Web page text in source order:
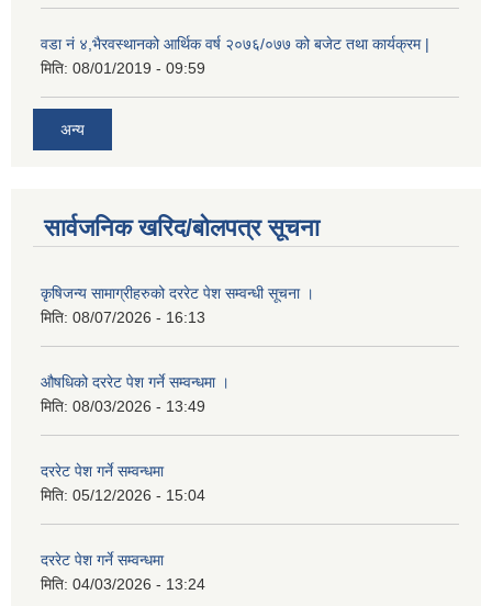
वडा नं ४,भैरवस्थानको आर्थिक वर्ष २०७६/०७७ को बजेट तथा कार्यक्रम |
मिति: 08/01/2019 - 09:59
अन्य
सार्वजनिक खरिद/बोलपत्र सूचना
कृषिजन्य सामाग्रीहरुको दररेट पेश सम्वन्धी सूचना ।
मिति: 08/07/2026 - 16:13
औषधिको दररेट पेश गर्ने सम्वन्धमा ।
मिति: 08/03/2026 - 13:49
दररेट पेश गर्ने सम्वन्धमा
मिति: 05/12/2026 - 15:04
दररेट पेश गर्ने सम्वन्धमा
मिति: 04/03/2026 - 13:24